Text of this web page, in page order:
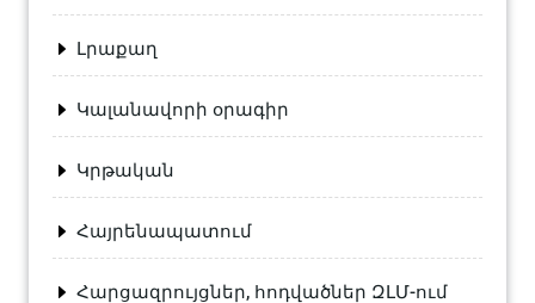
Լրաքաղ
Կալանավորի օրագիր
Կրթական
Հայրենապատում
Հարցազրույցներ, հոդվածներ ԶԼՄ-ում